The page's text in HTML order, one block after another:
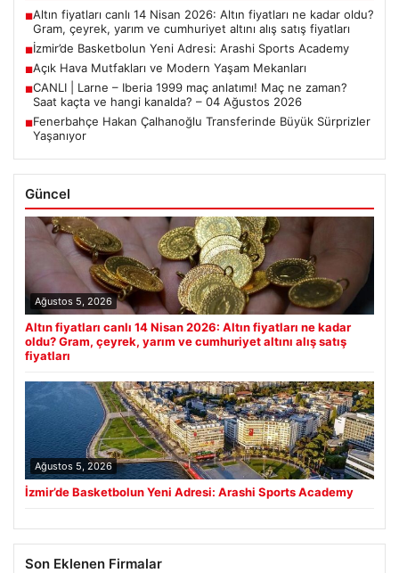
■Altın fiyatları canlı 14 Nisan 2026: Altın fiyatları ne kadar oldu?
Gram, çeyrek, yarım ve cumhuriyet altını alış satış fiyatları
■İzmir’de Basketbolun Yeni Adresi: Arashi Sports Academy
■Açık Hava Mutfakları ve Modern Yaşam Mekanları
■CANLI | Larne – Iberia 1999 maç anlatımı! Maç ne zaman?
Saat kaçta ve hangi kanalda? – 04 Ağustos 2026
■Fenerbahçe Hakan Çalhanoğlu Transferinde Büyük Sürprizler
Yaşanıyor
Güncel
Ağustos 5, 2026
Altın fiyatları canlı 14 Nisan 2026: Altın fiyatları ne kadar
oldu? Gram, çeyrek, yarım ve cumhuriyet altını alış satış
fiyatları
Ağustos 5, 2026
İzmir’de Basketbolun Yeni Adresi: Arashi Sports Academy
Son Eklenen Firmalar